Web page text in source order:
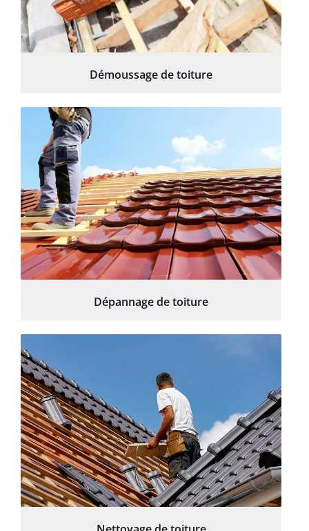
Démoussage de toiture
Dépannage de toiture